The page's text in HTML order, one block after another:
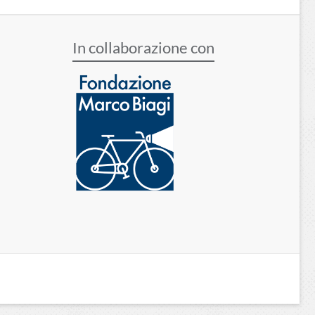
In collaborazione con